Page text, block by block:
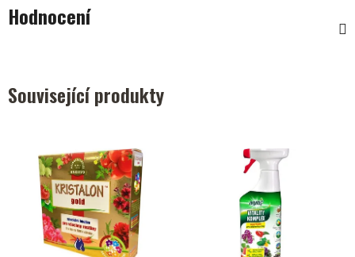
Hodnocení
Související produkty